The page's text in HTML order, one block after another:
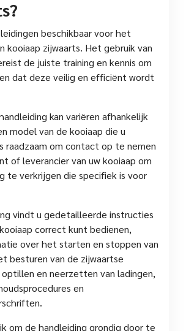
beschikbaar voor het
kooiaap zijwaarts. Het gebruik van
de juiste training en kennis om
dat deze veilig en efficiënt wordt
kan variëren afhankelijk
model van de kooiaap die u
raadzaam om contact op te nemen
of leverancier van uw kooiaap om
te verkrijgen die specifiek is voor
vindt u gedetailleerde instructies
correct kunt bedienen,
over het starten en stoppen van
besturen van de zijwaartse
en neerzetten van ladingen,
en
om de handleiding grondig door te